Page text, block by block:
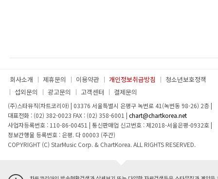
회사소개 제휴문의 이용약관 개인정보취급방침
청소년보호정책
섭외문의
광고문의 고객센터 결제문의
(주)스타뮤직(차트코리아) | 03376 서울특별시 은평구 녹번로 41(녹번동 98-26) 2층|
대표전화 : (02) 382-0023 FAX : (02) 358-6001 | chart@chartkorea.net
사업자등록번호 : 110-86-00451 | 통신판매업 신고번호 : 제2018-서울은평-0932호|
정보간행물 등록번호 : 은평. 다 00003 (주간)
COPYRIGHT (C) StarMusic Corp. & ChartKorea. ALL RIGHTS RESERVED.